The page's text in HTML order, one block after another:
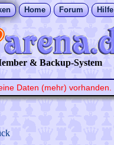
Home Forum Hilfe
& Backup-System
Daten (mehr) vorhanden.